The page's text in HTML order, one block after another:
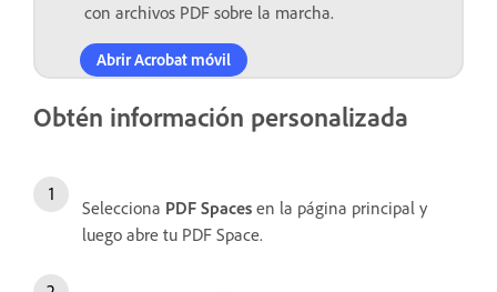
con archivos PDF sobre la marcha.
Abrir Acrobat móvil
Obtén información personalizada
Selecciona PDF Spaces en la página principal y
luego abre tu PDF Space.